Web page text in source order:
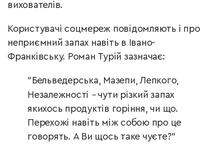
вихователів.
Користувачі соцмереж повідомляють і про
неприємний запах навіть в Івано-
Франківську. Роман Турій зазначає:
"Бельведерська, Мазепи, Лепкого,
Незалежності –чути різкий запах
якихось продуктів горіння, чи що.
Перехожі навіть між собою про це
говорять. А Ви щось таке чуєте?"